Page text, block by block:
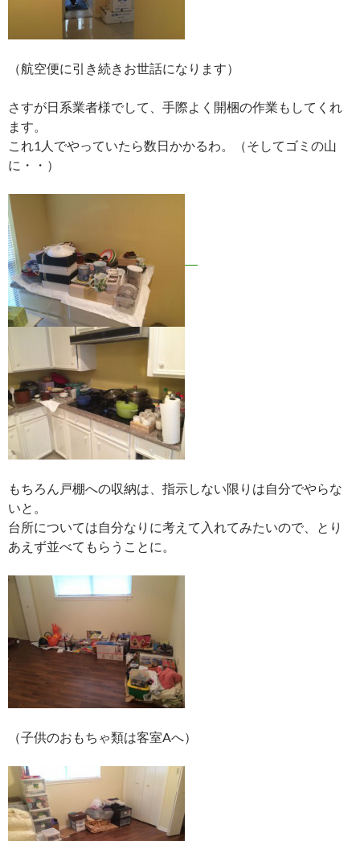
（航空便に引き続きお世話になります）
さすが日系業者様でして、手際よく開梱の作業もしてくれ
ます。
これ1人でやっていたら数日かかるわ。（そしてゴミの山
に・・）
もちろん戸棚への収納は、指示しない限りは自分でやらな
いと。
台所については自分なりに考えて入れてみたいので、とり
あえず並べてもらうことに。
（子供のおもちゃ類は客室Aへ）